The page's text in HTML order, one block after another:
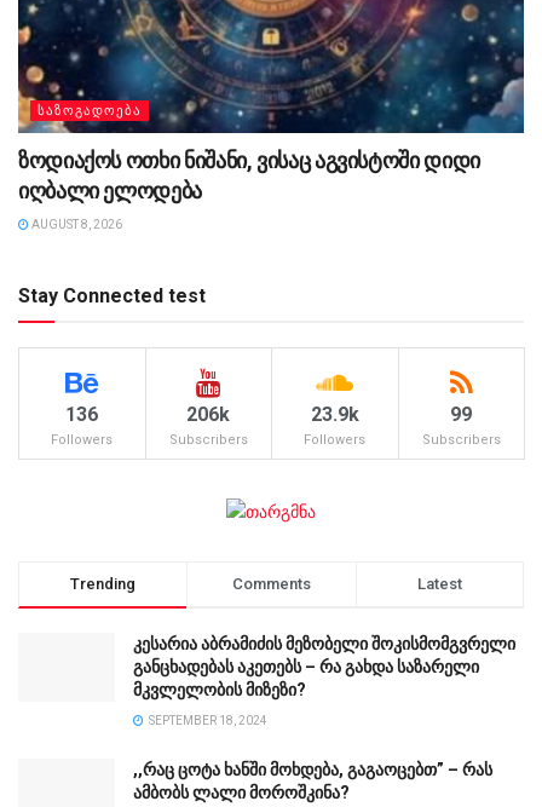
ᲡᲐᲖᲝᲒᲐᲓᲝᲔᲑᲐ
ზოდიაქოს ოთხი ნიშანი, ვისაც აგვისტოში დიდი
იღბალი ელოდება
AUGUST 8, 2026
Stay Connected test
136
Followers
206k
Subscribers
23.9k
Followers
99
Subscribers
Trending Comments Latest
კესარია აბრამიძის მეზობელი შოკისმომგვრელი
განცხადებას აკეთებს – რა გახდა საზარელი
მკვლელობის მიზეზი?
SEPTEMBER 18, 2024
,,რაც ცოტა ხანში მოხდება, გაგაოცებთ” – რას
ამბობს ლალი მოროშკინა?